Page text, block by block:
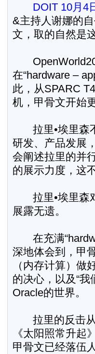
DOIT 10月4
&主持人谢娜的
文，取的自然是
在“hardware –
此，从SPARC
机，甲骨文开始
拉里•埃里
研发、产品发展
会阐述拉里的并
的展示力度，这
拉里•埃里森
展露无遗。
在充满
深地体会到，甲
（内存计算）
的决心，以及“
Oracle的世界。
拉里的反击
《太阳照常升起
甲骨文已经落伍